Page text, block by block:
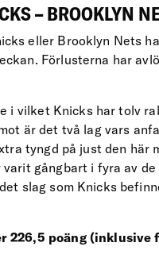
– BROOKLYN
eller Brooklyn Nets
Förlusterna har
i vilket Knicks har tolv
är det två lag vars
tyngd på just den här
gångbart i fyra av
slag som Knicks
226,5 poäng (inklusive